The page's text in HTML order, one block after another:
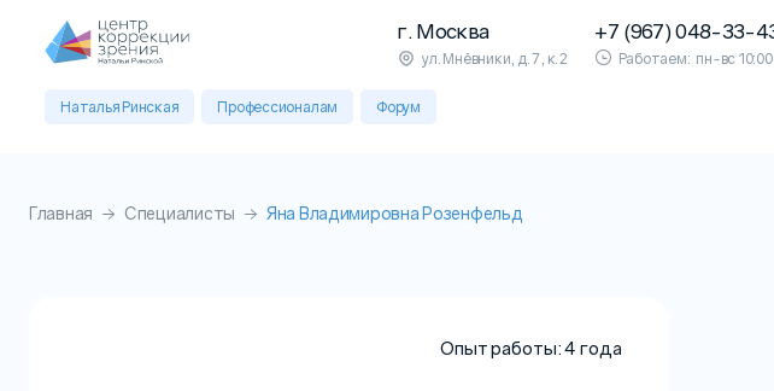
г. Москва
ул. Мнёвники, д. 7, к.2
+7 (967) 048-33-
Работаем: пн-вс
Наталья Ринская Профессионалам Форум
Главная Специалисты Яна Владимировна Розенфельд
Опыт работы: 4 года